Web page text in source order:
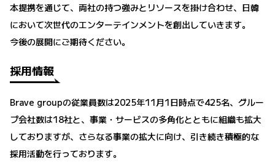
本提携を通じて、両社の持つ強みとリソースを掛け合わせ、日韓
において次世代のエンターテインメントを創出していきます。
今後の展開にご期待ください。
採用情報
Brave groupの従業員数は2025年11月1日時点で425名、グルー
プ会社数は18社と、事業・サービスの多角化とともに組織も拡大
しておりますが、さらなる事業の拡大に向け、引き続き積極的な
採用活動を行っております。